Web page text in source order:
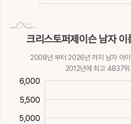
크리스토퍼제이슨 남자 이
2008년 부터 2026년 까지 남자 아이
2012년에 최고 4837위
5,500
6,000
5,500
5,000